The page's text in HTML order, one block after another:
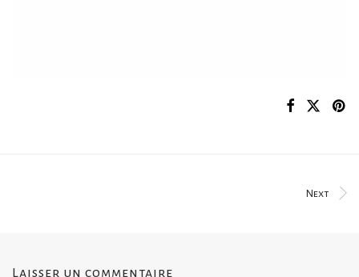
Next
Laisser un commentaire